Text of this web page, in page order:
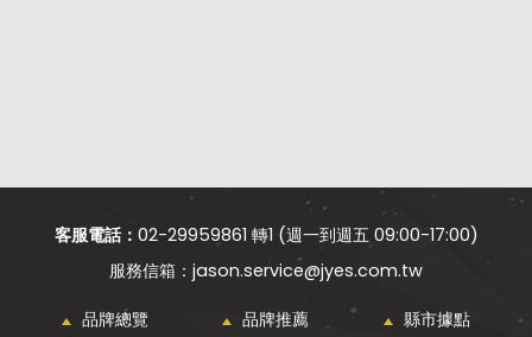
客服電話： 02-29959861 轉1 (週一到週五 09:00-17:00)
jason.service@jyes.com.tw
品牌總覽 品牌推薦 縣市據點